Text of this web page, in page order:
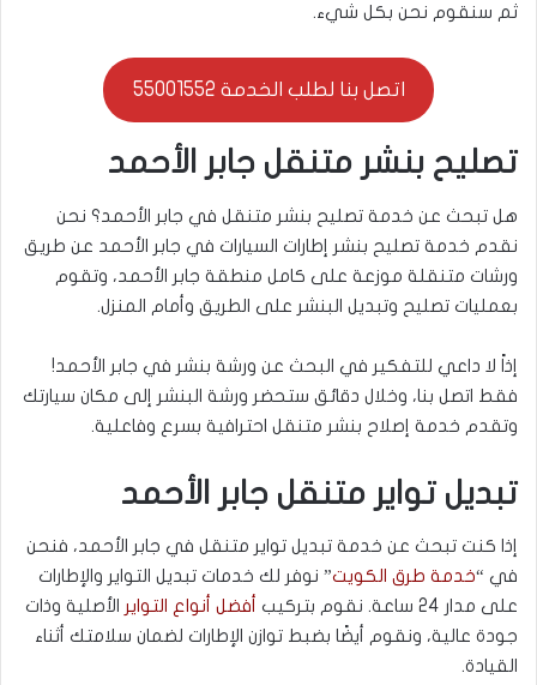
ثم سنقوم نحن بكل شيء.
اتصل بنا لطلب الخدمة 55001552
تصليح بنشر متنقل جابر الأحمد
هل تبحث عن خدمة تصليح بنشر متنقل في جابر الأحمد؟ نحن
نقدم خدمة تصليح بنشر إطارات السيارات في جابر الأحمد عن طريق
ورشات متنقلة موزعة على كامل منطقة جابر الأحمد، وتقوم
بعمليات تصليح وتبديل البنشر على الطريق وأمام المنزل.
إذاً لا داعي للتفكير في البحث عن ورشة بنشر في جابر الأحمد!
فقط اتصل بنا، وخلال دقائق ستحضر ورشة البنشر إلى مكان سيارتك
وتقدم خدمة إصلاح بنشر متنقل احترافية بسرع وفاعلية.
تبديل تواير متنقل جابر الأحمد
إذا كنت تبحث عن خدمة تبديل تواير متنقل في جابر الأحمد، فنحن
في “خدمة طرق الكويت” نوفر لك خدمات تبديل التواير والإطارات
على مدار 24 ساعة. نقوم بتركيب
أفضل أنواع التواير الأصلية وذات
جودة عالية، ونقوم أيضًا بضبط توازن الإطارات لضمان سلامتك أثناء
القيادة.